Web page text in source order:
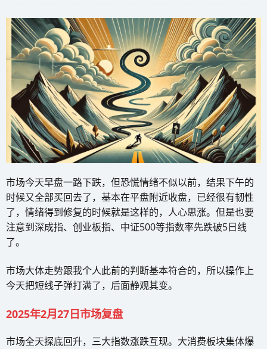
市场今天早盘一路下跌，但恐慌情绪不似以前，结果下午的
时候又全部买回去了，基本在平盘附近收盘，已经很有韧性
了，情绪得到修复的时候就是这样的，人心思涨。但是也要
注意到深成指、创业板指、中证500等指数率先跌破5日线
了。
市场大体走势跟我个人此前的判断基本符合的，所以操作上
今天把短线子弹打满了，后面静观其变。
2025年2月27日市场复盘
市场全天探底回升，三大指数涨跌互现。大消费板块集体爆